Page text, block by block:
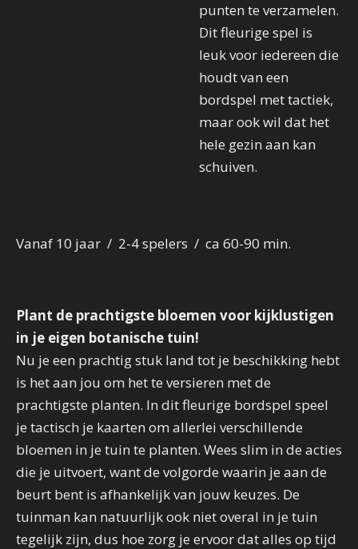
punten te verzamelen.
Dit fleurige spel is
leuk voor iedereen die
houdt van een
bordspel met tactiek,
maar ook wil dat het
hele gezin aan kan
schuiven.
Vanaf 10 jaar / 2-4 spelers / ca 60-90 min.
Plant de prachtigste bloemen voor kijklustigen
in je eigen botanische tuin!
Nu je een prachtig stuk land tot je beschikking hebt
is het aan jou om het te versieren met de
prachtigste planten. In dit fleurige bordspel speel
je tactisch je kaarten om allerlei verschillende
bloemen in je tuin te planten. Wees slim in de acties
die je uitvoert, want de volgorde waarin je aan de
beurt bent is afhankelijk van jouw keuzes. De
tuinman kan natuurlijk ook niet overal in je tuin
tegelijk zijn, dus hoe zorg je ervoor dat alles op tijd